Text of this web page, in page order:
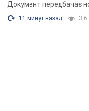
Документ передбачає
11 минут назад 3,6